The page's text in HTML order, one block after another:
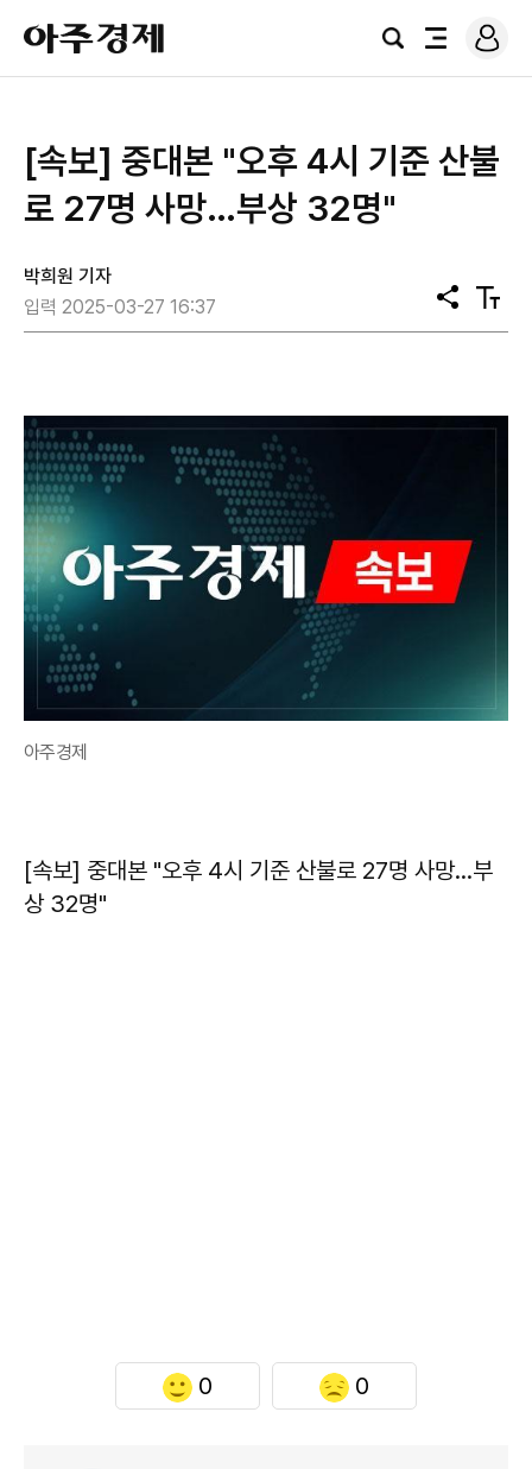
아
주
경
검
전
로
그
[속보] 중대본 "오후 4시 기준 산불
로 27명 사망…부상 32명"
박희원 기자
입력 2025-03-27 16:37
공
유
텍
스
아주경제
[속보] 중대본 "오후 4시 기준 산불로 27명 사망…부
상 32명"
0 0